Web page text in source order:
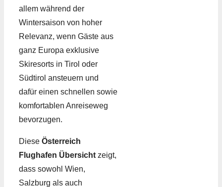
allem während der
Wintersaison von hoher
Relevanz, wenn Gäste aus
ganz Europa exklusive
Skiresorts in Tirol oder
Südtirol ansteuern und
dafür einen schnellen sowie
komfortablen Anreiseweg
bevorzugen.
Diese Österreich
Flughafen Übersichtzeigt,
dass sowohl Wien,
Salzburg als auch